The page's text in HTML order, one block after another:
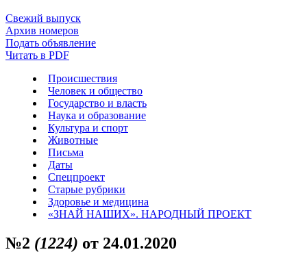
Свежий выпуск
Архив номеров
Подать объявление
Читать в PDF
Происшествия
Человек и общество
Государство и власть
Наука и образование
Культура и спорт
Животные
Письма
Даты
Спецпроект
Старые рубрики
Здоровье и медицина
«ЗНАЙ НАШИХ». НАРОДНЫЙ ПРОЕКТ
№2 (1224) от 24.01.2020